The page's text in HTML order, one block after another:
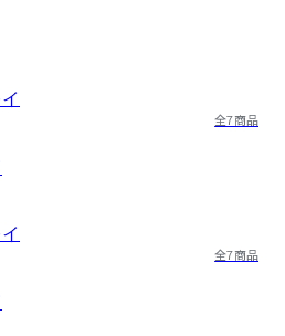
全7商品
全7商品